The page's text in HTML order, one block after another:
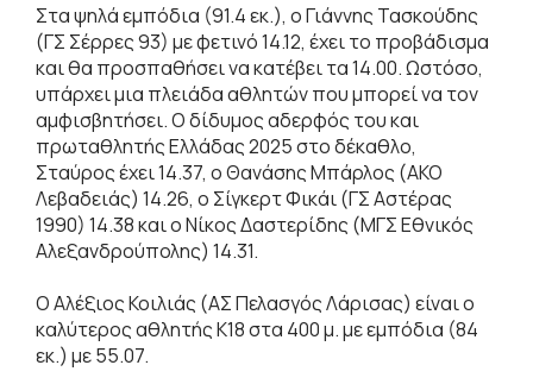
Στα ψηλά εμπόδια (91.4 εκ.), ο Γιάννης Τασκούδης
(ΓΣ Σέρρες 93) με φετινό 14.12, έχει το προβάδισμα
και θα προσπαθήσει να κατέβει τα 14.00. Ωστόσο,
υπάρχει μια πλειάδα αθλητών που μπορεί να τον
αμφισβητήσει. Ο δίδυμος αδερφός του και
πρωταθλητής Ελλάδας 2025 στο δέκαθλο,
Σταύρος έχει 14.37, ο Θανάσης Μπάρλος (ΑΚΟ
Λεβαδειάς) 14.26, ο Σίγκερτ Φικάι (ΓΣ Αστέρας
1990) 14.38 και ο Νίκος Δαστερίδης (ΜΓΣ Εθνικός
Αλεξανδρούπολης) 14.31.
Ο Αλέξιος Κοιλιάς (ΑΣ Πελασγός Λάρισας) είναι ο
καλύτερος αθλητής Κ18 στα 400 μ. με εμπόδια (84
εκ.) με 55.07.